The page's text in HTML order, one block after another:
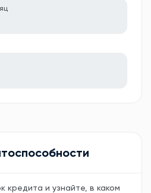
кредита и узнайте, в каком